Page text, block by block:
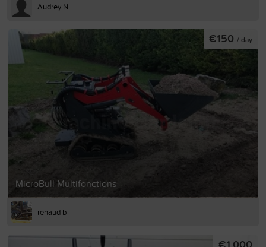
Audrey N
MicroBull Multifonctions
€150 / day
renaud b